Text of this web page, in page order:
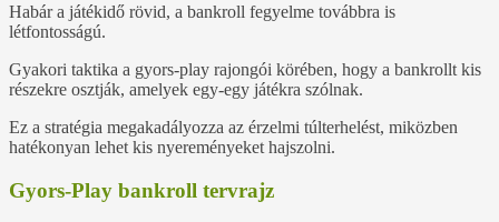
Habár a játékidő rövid, a bankroll fegyelme továbbra is
létfontosságú.
Gyakori taktika a gyors‑play rajongói körében, hogy a bankrollt kis
részekre osztják, amelyek egy-egy játékra szólnak.
Ez a stratégia megakadályozza az érzelmi túlterhelést, miközben
hatékonyan lehet kis nyereményeket hajszolni.
Gyors‑Play bankroll tervrajz